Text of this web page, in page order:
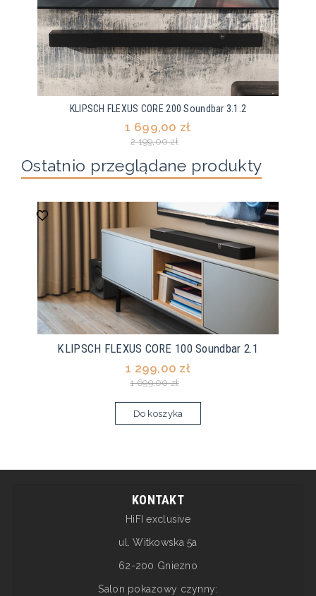
KLIPSCH FLEXUS CORE 200 Soundbar 3.1.2
1 699,00 zł
2 199,00 zł
Ostatnio przeglądane produkty
KLIPSCH FLEXUS CORE 100 Soundbar 2.1
1 299,00 zł
1 699,00 zł
Do koszyka
KONTAKT
HiFI exclusive
ul. Witkowska 5a
62-200 Gniezno
Salon pokazowy czynny: